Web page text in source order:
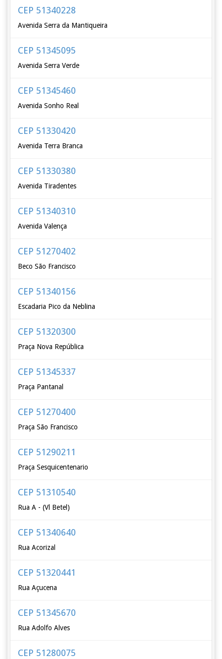
CEP 51340228
Avenida Serra da Mantiqueira
CEP 51345095
Avenida Serra Verde
CEP 51345460
Avenida Sonho Real
CEP 51330420
Avenida Terra Branca
CEP 51330380
Avenida Tiradentes
CEP 51340310
Avenida Valença
CEP 51270402
Beco São Francisco
CEP 51340156
Escadaria Pico da Neblina
CEP 51320300
Praça Nova República
CEP 51345337
Praça Pantanal
CEP 51270400
Praça São Francisco
CEP 51290211
Praça Sesquicentenario
CEP 51310540
Rua A - (Vl Betel)
CEP 51340640
Rua Acorizal
CEP 51320441
Rua Açucena
CEP 51345670
Rua Adolfo Alves
CEP 51280075